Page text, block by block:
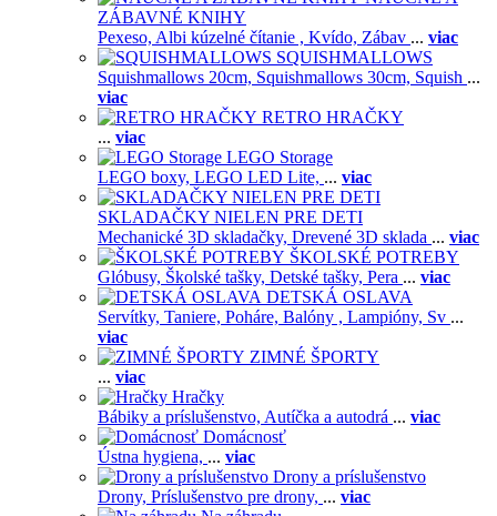
ZÁBAVNÉ KNIHY
Pexeso, Albi kúzelné čítanie , Kvído, Zábav ... viac
SQUISHMALLOWS
Squishmallows 20cm, Squishmallows 30cm, Squish ...
viac
RETRO HRAČKY
... viac
LEGO Storage
LEGO boxy, LEGO LED Lite, ... viac
SKLADAČKY NIELEN PRE DETI
Mechanické 3D skladačky, Drevené 3D sklada ... viac
ŠKOLSKÉ POTREBY
Glóbusy, Školské tašky, Detské tašky, Pera ... viac
DETSKÁ OSLAVA
Servítky, Taniere, Poháre, Balóny , Lampióny, Sv ...
viac
ZIMNÉ ŠPORTY
... viac
Hračky
Bábiky a príslušenstvo, Autíčka a autodrá ... viac
Domácnosť
Ústna hygiena, ... viac
Drony a príslušenstvo
Drony, Príslušenstvo pre drony, ... viac